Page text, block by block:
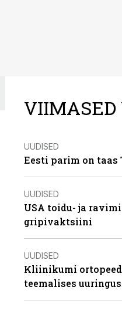
VIIMASED
UUDISED
Eesti parim on
UUDISED
USA toidu- ja
gripivaktsiini
UUDISED
Kliinikumi
teemalises uuringus